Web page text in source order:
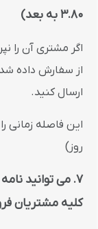
3.80 به بعد)
اگر مشتری آن را
از سفارش داده
ارسال کنید.
این فاصله زمانی
روز)
7. می توانید
کلیه مشتریان